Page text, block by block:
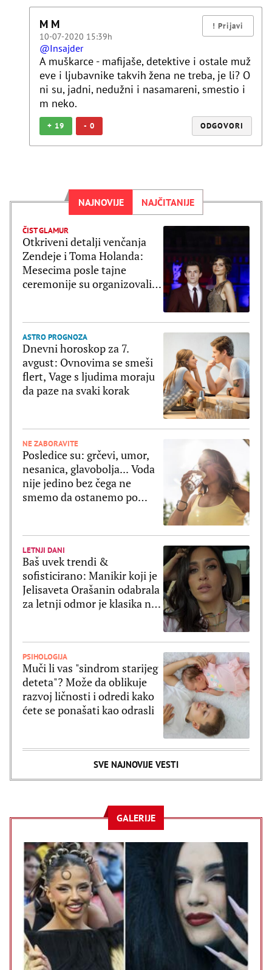
M M
10-07-2020 15:39h
@Insajder
A muškarce - mafijaše, detektive i ostale muž
eve i ljubavnike takvih žena ne treba, je li? O
ni su, jadni, nedužni i nasamareni, smestio i
m neko.
+ 19 - 0 ODGOVORI
NAJNOVIJE NAJČITANIJE
ČIST GLAMUR
Otkriveni detalji venčanja
Zendeje i Toma Holanda:
Mesecima posle tajne
ceremonije su organizovali
ASTRO PROGNOZA
Dnevni horoskop za 7.
avgust: Ovnovima se smeši
flert, Vage s ljudima moraju
da paze na svaki korak
NE ZABORAVITE
Posledice su: grčevi, umor,
nesanica, glavobolja... Voda
nije jedino bez čega ne
smemo da ostanemo po
LETNJI DANI
Baš uvek trendi &
sofisticirano: Manikir koji je
Jelisaveta Orašanin odabrala
za letnji odmor je klasika na
PSIHOLOGIJA
Muči li vas "sindrom starijeg
deteta"? Može da oblikuje
razvoj ličnosti i odredi kako
ćete se ponašati kao odrasli
SVE NAJNOVIJE VESTI
GALERIJE